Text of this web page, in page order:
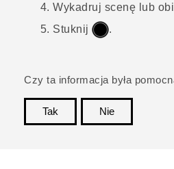
Wykadruj scenę lub
Stuknij
.
Czy ta informacja była
Tak
Nie